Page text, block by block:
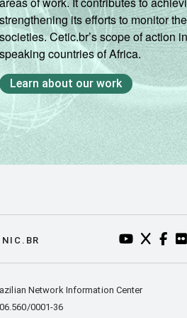
strengthening its efforts to monitor
societies. Cetic.br’s scope of action
speaking countries of Africa.
Learn about our work
NIC.BR YOUTUBE
Network Information Center
0001-36